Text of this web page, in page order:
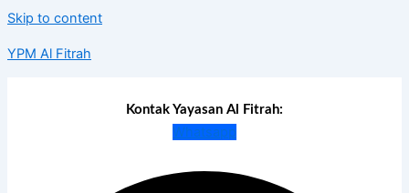
Skip to content
YPM Al Fitrah
Kontak Yayasan Al Fitrah:
Whatsapp